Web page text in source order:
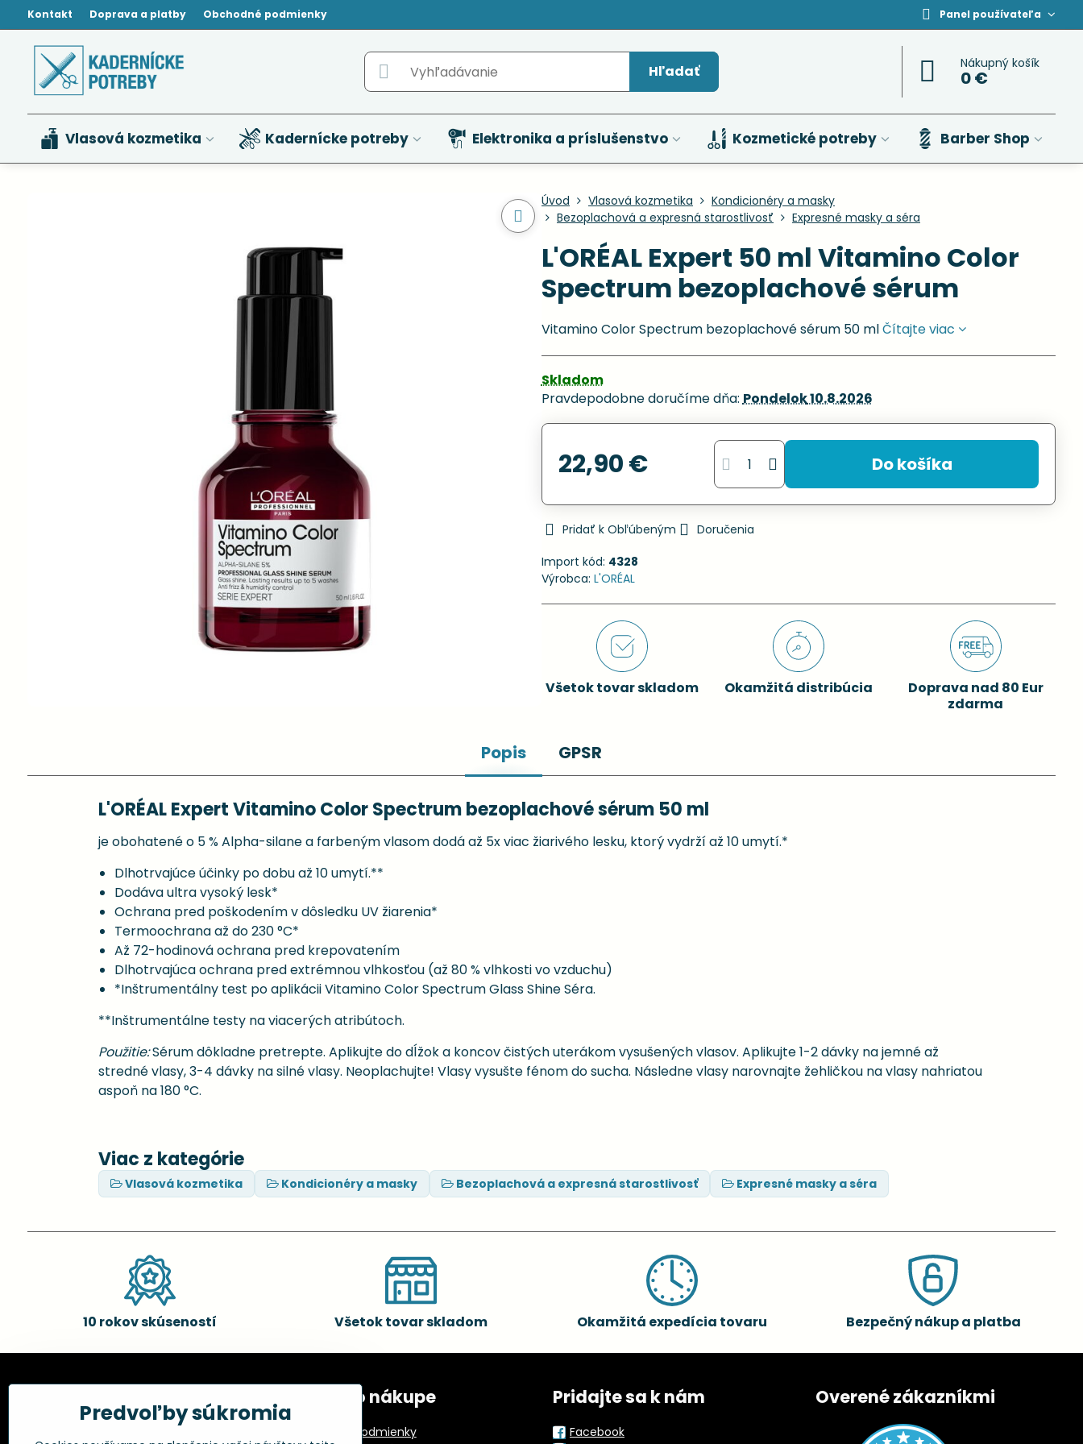
Kontakt Doprava a platby Obchodné podmienky Panel používateľa
Hľadať Nákupný košík
0 €
Vlasová kozmetika Kadernícke potreby Elektronika a príslušenstvo Kozmetické potreby Barber Shop
Úvod Vlasová kozmetika
Kondicionéry a masky
Bezoplachová a expresná starostlivosť
Expresné masky a séra
L'ORÉAL Expert 50 ml Vitamino Color
Spectrum bezoplachové sérum
Vitamino Color Spectrum bezoplachové sérum 50 mlČítajte viac
Skladom
Pravdepodobne doručíme dňa:Pondelok10.8.2026
22,90 € Do košíka
Pridať k Obľúbeným
Doručenia
Import kód: 4328
Výrobca: L'ORÉAL
Všetok tovar skladom Okamžitá distribúcia
Doprava nad 80 Eur
zdarma
Popis GPSR
L'ORÉAL Expert Vitamino Color Spectrum bezoplachové sérum 50 ml
je obohatené o 5 % Alpha-silane a farbeným vlasom dodá až 5x viac žiarivého lesku, ktorý vydrží až 10 umytí.*
Dlhotrvajúce účinky po dobu až 10 umytí.**
Dodáva ultra vysoký lesk*
Ochrana pred poškodením v dôsledku UV žiarenia​*
Termoochrana až do 230 °C*
Až 72-hodinová ochrana pred krepovatením
Dlhotrvajúca ochrana pred extrémnou vlhkosťou (až 80 % vlhkosti vo vzduchu)
*Inštrumentálny test po aplikácii Vitamino Color Spectrum Glass Shine Séra.
**Inštrumentálne testy na viacerých atribútoch.
Použitie:Sérum dôkladne pretrepte. Aplikujte do dĺžok a koncov čistých uterákom vysušených vlasov. Aplikujte 1-2 dávky na jemné až
stredné vlasy, 3-4 dávky na silné vlasy. Neoplachujte! Vlasy vysušte fénom do sucha. Následne vlasy narovnajte žehličkou na vlasy nahriatou
aspoň na 180 °C.
Viac z kategórie
Vlasová kozmetika Kondicionéry a masky Bezoplachová a expresná starostlivosť Expresné masky a séra
10 rokov skúseností Všetok tovar skladom Okamžitá expedícia tovaru Bezpečný nákup a platba
Kadernícke potreby, s.r.o.
Fakturačné údaje:
Všetko o nákupe
Obchodné podmienky
Pridajte sa k nám
Facebook
Overené zákazníkmi
Predvoľby súkromia